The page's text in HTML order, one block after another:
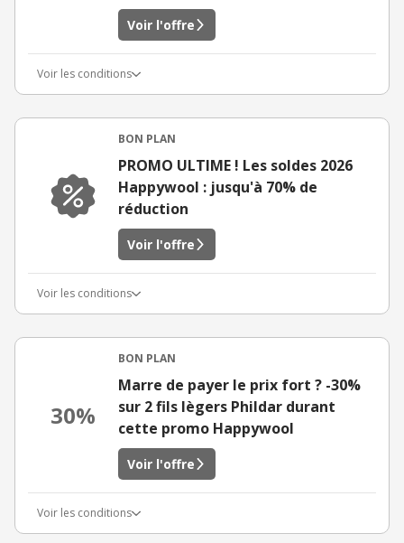
Voir l'offre
Voir les conditions
BON PLAN
PROMO ULTIME ! Les soldes 2026
Happywool : jusqu'à 70% de
réduction
Voir l'offre
Voir les conditions
30%
BON PLAN
Marre de payer le prix fort ? -30%
sur 2 fils lègers Phildar durant
cette promo Happywool
Voir l'offre
Voir les conditions